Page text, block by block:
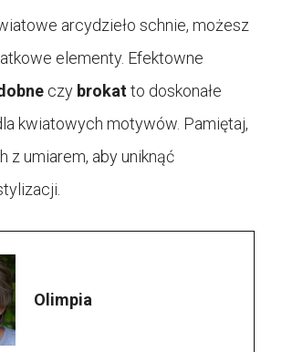
arcydzieło schnie, możesz
elementy. Efektowne
czy brokatto doskonałe
kwiatowych motywów. Pamiętaj,
z umiarem, aby uniknąć
Olimpia